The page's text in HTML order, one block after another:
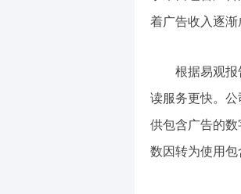
着广告收入逐渐
根据易观
读服务更快。
供包含广告的
数因转为使用包